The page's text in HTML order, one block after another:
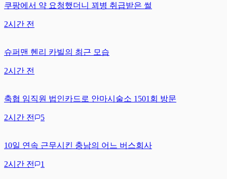
쿠팡에서 약 요청했더니 꾀병 취급받은 썰
2시간 전
슈퍼맨 헨리 카빌의 최근 모습
2시간 전
축협 임직원 법인카드로 안마시술소 1501회 방문
2시간 전 5
10일 연속 근무시킨 충남의 어느 버스회사
2시간 전 1